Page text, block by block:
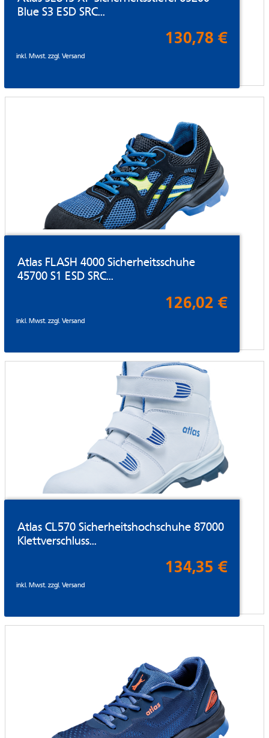
Blue S3 ESD SRC...
130,78 €
inkl. Mwst. zzgl.Versand
Atlas FLASH 4000 Sicherheitsschuhe
45700 S1 ESD SRC...
126,02 €
inkl. Mwst. zzgl.Versand
Atlas CL570 Sicherheitshochschuhe 87000
Klettverschluss...
134,35 €
inkl. Mwst. zzgl.Versand